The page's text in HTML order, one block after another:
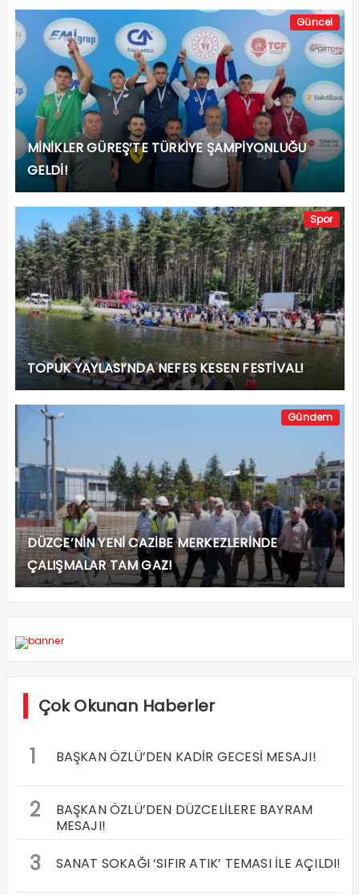
Güncel
MİNİKLER GÜREŞ’TE TÜRKİYE ŞAMPİYONLUĞU
GELDİ!
Spor
TOPUK YAYLASI’NDA NEFES KESEN FESTİVAL!
Gündem
DÜZCE’NİN YENİ CAZİBE MERKEZLERİNDE
ÇALIŞMALAR TAM GAZ!
Çok Okunan Haberler
1 BAŞKAN ÖZLÜ’DEN KADİR GECESİ MESAJI!
2
BAŞKAN ÖZLÜ’DEN DÜZCELİLERE BAYRAM
MESAJI!
3 SANAT SOKAĞI ‘SIFIR ATIK’ TEMASI İLE AÇILDI!